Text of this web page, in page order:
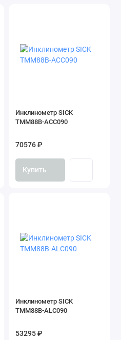
Инклинометр SICK
TMM88B-ACC090
70576 ₽
Купить
Инклинометр SICK
TMM88B-ALC090
53295 ₽